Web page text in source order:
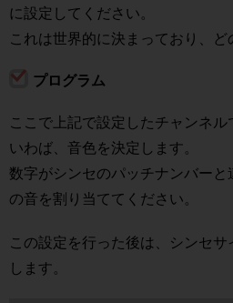
に設定してください。
これは世界的に決まっており、ど
プログラム
ここで上記で設定したチャンネ
いわば、音色を決定します。
数字がシンセのパッチナンバー
の音を割り当ててください。
この設定を行った後は、シンセ
します。